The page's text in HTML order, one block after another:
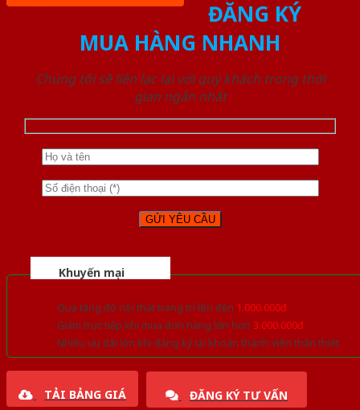
ĐĂNG KÝ
MUA HÀNG NHANH
Chúng tôi sẽ liên lạc lại với quý khách trong thời
gian ngắn nhất
Khuyến mại
Quà tặng đồ nội thất trang trí lên đến 1.000.000đ
Giảm trực tiếp khi mua đơn hàng lớn hơn 3.000.000đ
Nhiều ưu đãi lớn khi đăng ký tài khoản thành viên thân thiết
TẢI BẢNG GIÁ ĐĂNG KÝ TƯ VẤN